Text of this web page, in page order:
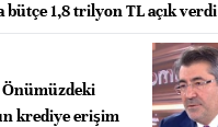
bütçe 1,8 trilyon TL açık verdi
Önümüzdeki
krediye erişim